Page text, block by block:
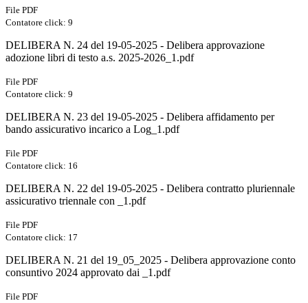
File PDF
Contatore click: 9
DELIBERA N. 24 del 19-05-2025 - Delibera approvazione
adozione libri di testo a.s. 2025-2026_1.pdf
File PDF
Contatore click: 9
DELIBERA N. 23 del 19-05-2025 - Delibera affidamento per
bando assicurativo incarico a Log_1.pdf
File PDF
Contatore click: 16
DELIBERA N. 22 del 19-05-2025 - Delibera contratto pluriennale
assicurativo triennale con _1.pdf
File PDF
Contatore click: 17
DELIBERA N. 21 del 19_05_2025 - Delibera approvazione conto
consuntivo 2024 approvato dai _1.pdf
File PDF